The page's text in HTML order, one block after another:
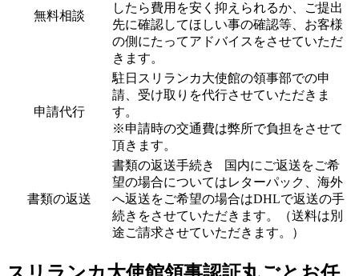
無料相談
したら費用を安く抑えられるか、ご提出
先に確認してほしい事の確認等、お客様
の側にたってアドバイスをさせていただ
きます。
申請代行
駐日スリランカ大使館の領事部での申
請、受け取りを代行させていただきま
す。
※申請時の交通費は弊所で負担をさせて
頂きます。
書類の返送
書類の返送手続き 国内にご返送をご希
望の場合についてはレターパック、海外
へ返送をご希望の場合はDHLで返送の手
続きをさせていただきます。（送料は別
途ご請求させていただきます。）